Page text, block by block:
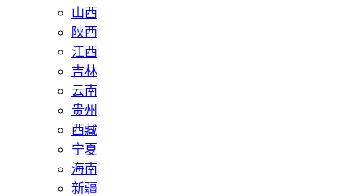
山西
陕西
江西
吉林
云南
贵州
西藏
宁夏
海南
新疆